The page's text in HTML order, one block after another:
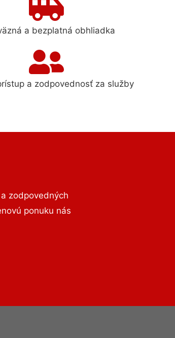
a bezplatná obhliadka
a zodpovednosť za služby
zodpovedných
ponuku nás